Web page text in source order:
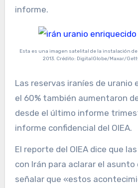
informe.
Esta es una imagen satelital de la instalación de
2013. Crédito: DigitalGlobe/Maxar/
Las reservas iraníes de uranio
el 60% también aumentaron
desde el último informe
informe confidencial del OIEA.
El reporte del OIEA dice que
con Irán para aclarar el
señalar que «estos